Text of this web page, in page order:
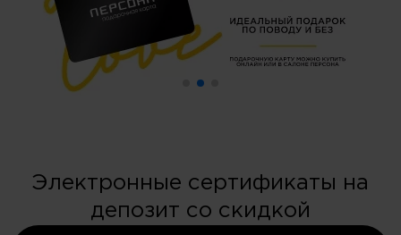
Электронные сертификаты на
депозит со скидкой